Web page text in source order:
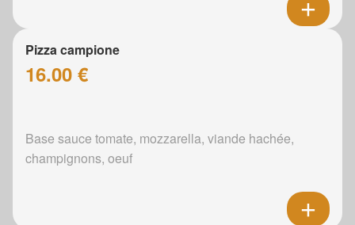
Pizza campione
16.00 €
Base sauce tomate, mozzarella, viande hachée,
champignons, oeuf